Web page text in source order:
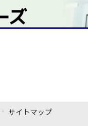
サイトマップ